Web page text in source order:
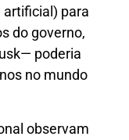
artificial) para
do governo,
poderia
no mundo
observam